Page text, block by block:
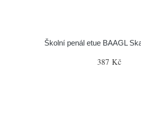
Školní penál etue BAAGL
387 Kč